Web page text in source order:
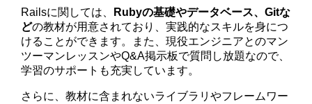
Railsに関しては、
Rubyの基礎やデータベース、Gitな
どの教材が用意されており、実践的なスキルを身につ
けることができます。また、現役エンジニアとのマン
ツーマンレッスンやQ&A掲示板で質問し放題なので、
学習のサポートも充実しています。
さらに、教材に含まれないライブラリやフレームワー